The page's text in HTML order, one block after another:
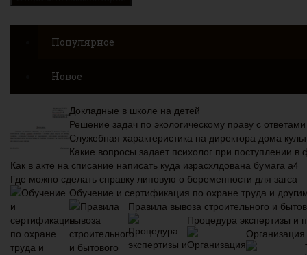
Популярное
Новое
Докладные в школе на детей
Решение задач по экологическому праву с ответами
Служебная характеристика на директора дома
Какие вопросы задает психолог при поступлении в
Как в акте на списание написать куда израсхлдована бумага а4
Где можно сделать справку липовую о беременности для загса
Обучение и сертификация по охране труда и
Правила вывоза строительного и
Процедура экспертизы и
Организация